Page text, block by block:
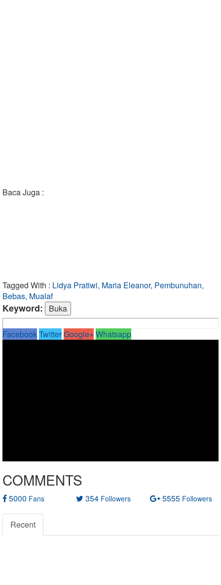
Baca Juga :
Tagged With : Lidya Pratiwi, Maria Eleanor, Pembunuhan,
Bebas, Mualaf
Keyword:
FacebookTwitterGoogle+Whatsapp
COMMENTS
5000 Fans 354 Followers 5555 Followers
Recent